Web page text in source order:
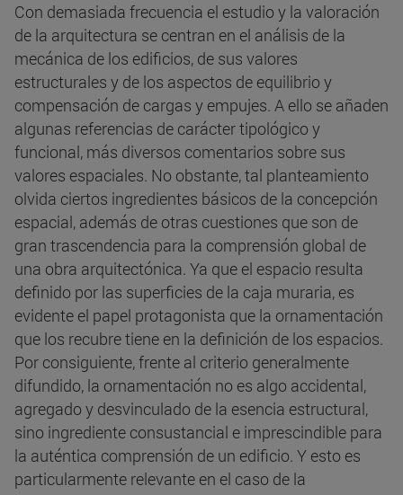
Con demasiada frecuencia el estudio y la valoración
de la arquitectura se centran en el análisis de la
mecánica de los edificios, de sus valores
estructurales y de los aspectos de equilibrio y
compensación de cargas y empujes. A ello se añaden
algunas referencias de carácter tipológico y
funcional, más diversos comentarios sobre sus
valores espaciales. No obstante, tal planteamiento
olvida ciertos ingredientes básicos de la concepción
espacial, además de otras cuestiones que son de
gran trascendencia para la comprensión global de
una obra arquitectónica. Ya que el espacio resulta
definido por las superficies de la caja muraria, es
evidente el papel protagonista que la ornamentación
que los recubre tiene en la definición de los espacios.
Por consiguiente, frente al criterio generalmente
difundido, la ornamentación no es algo accidental,
agregado y desvinculado de la esencia estructural,
sino ingrediente consustancial e imprescindible para
la auténtica comprensión de un edificio. Y esto es
particularmente relevante en el caso de la